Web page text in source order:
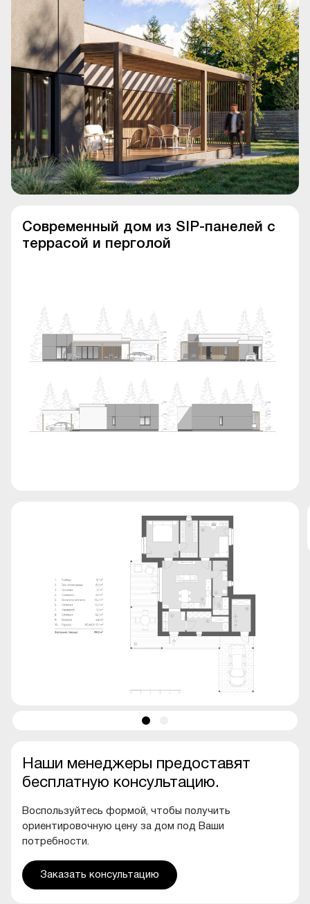
Современный дом из SIP-панелей с
террасой и перголой
Наши менеджеры предоставят
бесплатную консультацию.
Воспользуйтесь формой, чтобы получить
ориентировочную цену за дом под Ваши
потребности.
Заказать консультацию